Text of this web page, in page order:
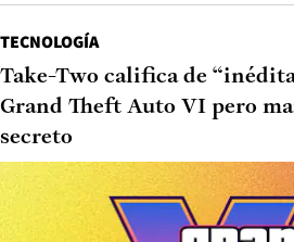
TECNOLOGÍA
Take-Two califica de
Grand Theft Auto VI pero
secreto